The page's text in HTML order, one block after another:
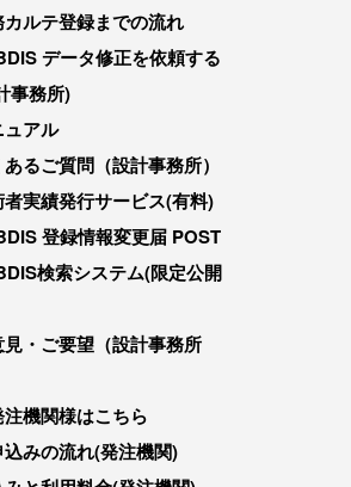
ルテ登録までの流れ
データ修正を依頼する
事務所)
ュアル
あるご質問（設計事務所）
実績発行サービス(有料)
登録情報変更届 POST
検索システム(限定公開
見・ご要望（設計事務所
機関様はこちら
込みの流れ(発注機関)